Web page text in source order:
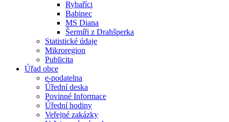
Rybaříci
Babinec
MS Diana
Šermíři z Drahšperka
Statistické údaje
Mikroregion
Publicita
Úřad obce
e-podatelna
Úřední deska
Povinné Informace
Úřední hodiny
Veřejné zakázky